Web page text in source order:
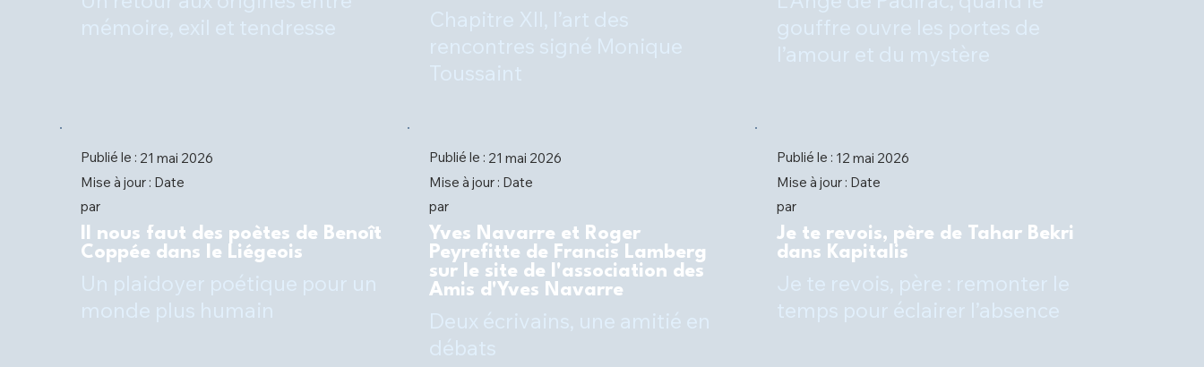
Publié le : 21 mai 2026
Mise à jour : Date
par
Il nous faut des poètes de Benoît
Coppée dans le Liégeois
Publié le : 21 mai 2026
Mise à jour : Date
par
Yves Navarre et Roger
Peyrefitte de Francis Lamberg
sur le site de l'association des
Amis d'Yves Navarre
Publié le : 12 mai 2026
Mise à jour : Date
par
Je te revois, père de Tahar Bekri
dans Kapitalis